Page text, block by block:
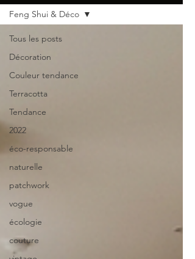
Tous les posts
Décoration
Couleur tendance
Terracotta
Tendance
2022
éco-responsable
naturelle
patchwork
vogue
écologie
couture
Feng Shui & Déco